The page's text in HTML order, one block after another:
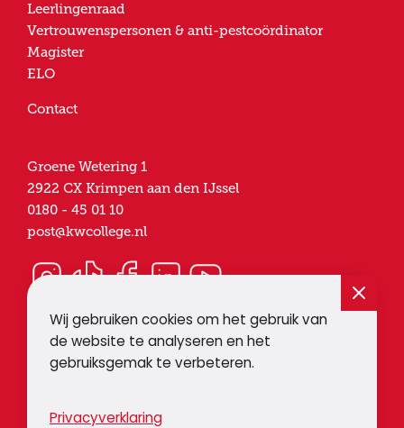
Wij gebruiken cookies om het gebruik van
de website te analyseren en het
gebruiksgemak te verbeteren.
Privacyverklaring
Leerlingenraad
Vertrouwenspersonen & anti-pestcoördinator
Magister
ELO
Contact
Groene Wetering 1
2922 CX Krimpen aan den IJssel
0180 - 45 01 10
post@kwcollege.nl
Krimpenerwaard